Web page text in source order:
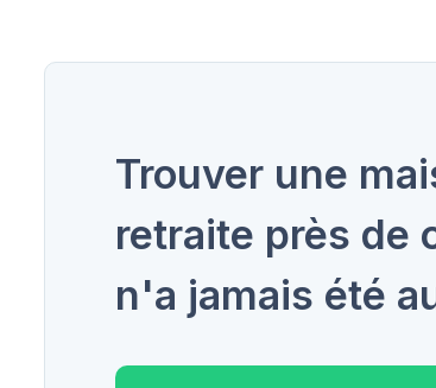
Trouver une
retraite près de
n'a jamais été